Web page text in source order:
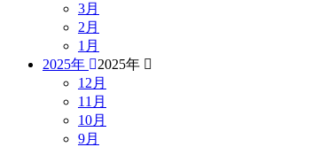
3月
2月
1月
2025年
2025年
12月
11月
10月
9月